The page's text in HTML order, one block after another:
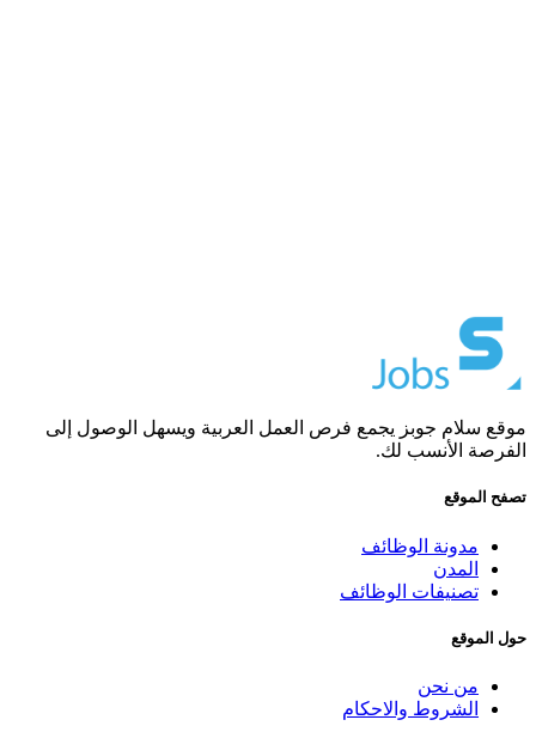
موقع سلام جوبز يجمع فرص العمل العربية ويسهل الوصول إلى
الفرصة الأنسب لك.
تصفح الموقع
مدونة الوظائف
المدن
تصنيفات الوظائف
حول الموقع
من نحن
الشروط والاحكام